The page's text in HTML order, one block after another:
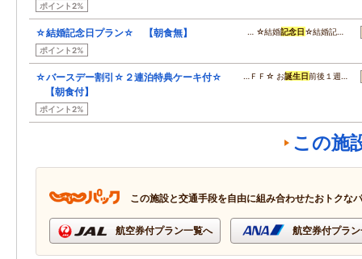
ポイント2%
☆結婚記念日プラン☆ 【朝食無】
ポイント2%
… ☆結婚記念日 ☆結婚記…
☆バースデー割引☆２連泊特典ケーキ付☆
【朝食付】
ポイント2%
…ＦＦ☆ お誕生日前後１週…
この施
この施設と交通手段を自由に組み合わせたおトクな
航空券付プラン一覧へ 航空券付プラ